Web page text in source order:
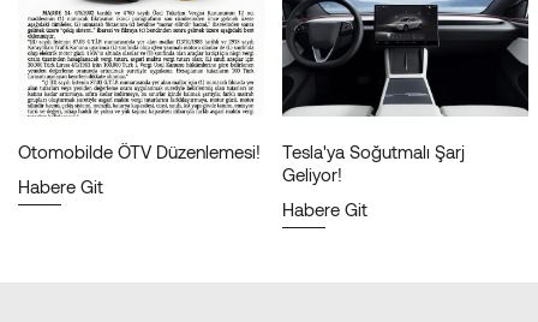
Otomobilde ÖTV Düzenlemesi!
Habere Git
Tesla'ya Soğutmalı Şarj
Geliyor!
Habere Git